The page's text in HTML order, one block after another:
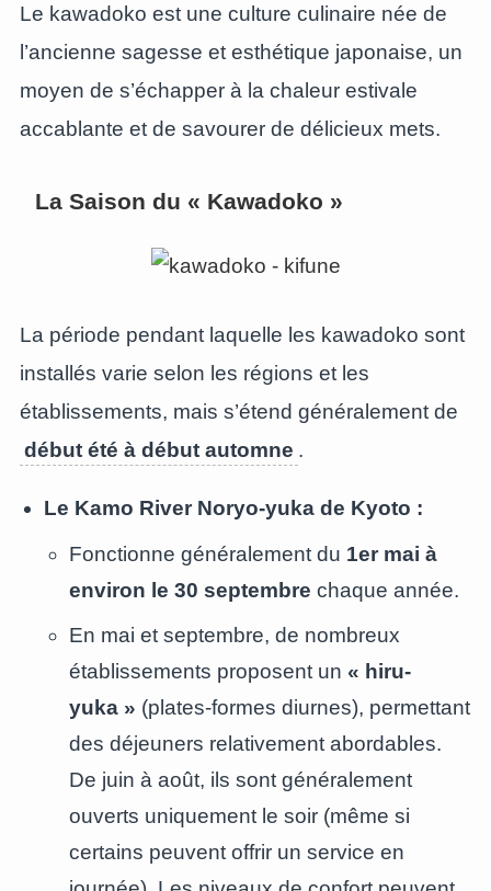
Le kawadoko est une culture culinaire née de
l’ancienne sagesse et esthétique japonaise, un
moyen de s’échapper à la chaleur estivale
accablante et de savourer de délicieux mets.
La Saison du « Kawadoko »
La période pendant laquelle les kawadoko sont
installés varie selon les régions et les
établissements, mais s’étend généralement de
début été à début automne .
Le Kamo River Noryo-yuka de Kyoto :
Fonctionne généralement du 1er mai à
environ le 30 septembre chaque année.
En mai et septembre, de nombreux
établissements proposent un« hiru-
yuka » (plates-formes diurnes), permettant
des déjeuners relativement abordables.
De juin à août, ils sont généralement
ouverts uniquement le soir (même si
certains peuvent offrir un service en